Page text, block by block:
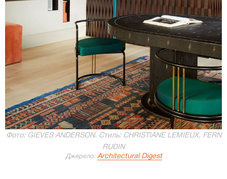
Фото: GIEVES ANDERSON. Стиль: CHRISTIANE LEMIEUX, FERN
RUDIN
Джерело: Architectural Digest